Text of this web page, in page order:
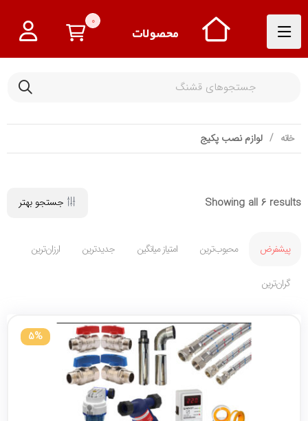
0
خانه لوازم نصب پکیج
Showing all 6 results جستجو بهتر
پیشفرض محبوب‌ترین امتیاز میانگین جدیدترین ارزان‌ترین
گران‌ترین
5%